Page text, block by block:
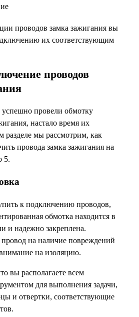
проводов замка зажигания вы
их соответствующим
проводов
провели обмотку
настало время их
разделе мы рассмотрим, как
провода замка зажигания на
5.
к подключению проводов,
обмотка находится в
и надежно закреплена.
на наличие повреждений
на изоляцию.
вы располагаете всем
для выполнения задачи,
и отвертки, соответствующие